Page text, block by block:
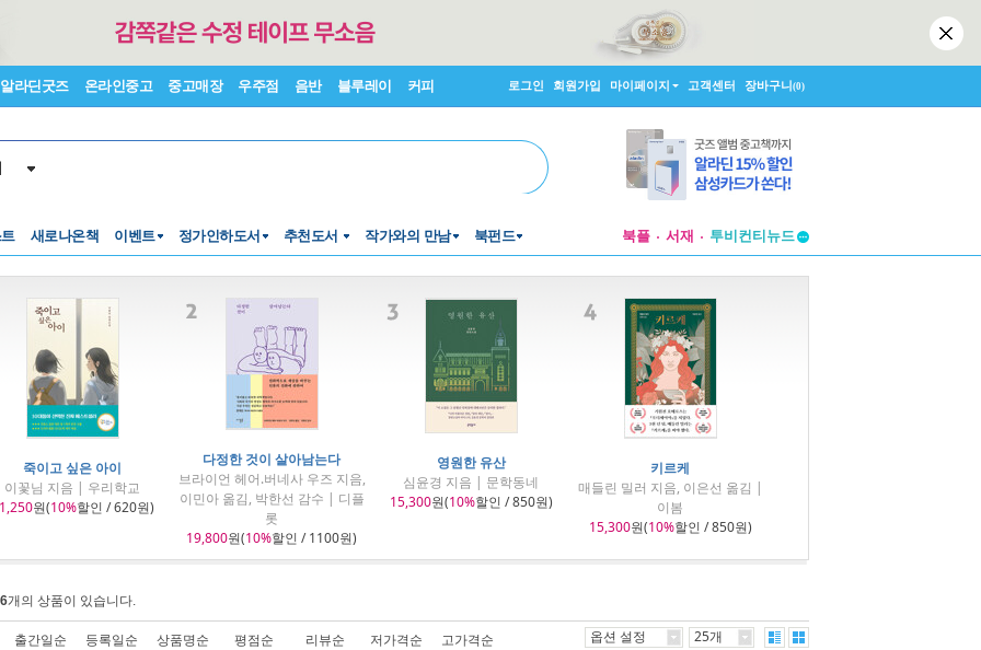
알라딘굿즈 온라인중고 중고매장 우주점 음반 블루레이 커피 로그인 회원가입 마이페이지 고객센터 장바구니(0)
새로나온책 이벤트 정가인하도서 추천도서 작가와의 만남 북펀드 북플 서재
창작플랫폼
죽이고 싶은 아이
이꽃님 지음 | 우리학교
원(10%할인 / 620원)
다정한 것이 살아남는다
브라이언 헤어.버네사 우즈 지음,
이민아 옮김, 박한선 감수 | 디플
롯
19,800원(10%할인 / 1100원)
영원한 유산
심윤경 지음 | 문학동네
15,300원(10%할인 / 850원)
키르케
매들린 밀러 지음, 이은선 옮김 |
이봄
15,300원(10%할인 / 850원)
개의 상품이 있습니다.
출간일순 등록일순 상품명순 평점순 리뷰순 저가격순 고가격순 옵션 설정 25개